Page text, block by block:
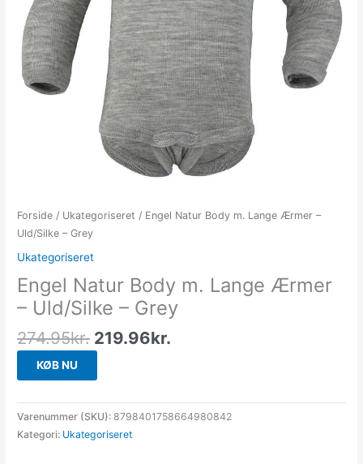
Forside / Ukategoriseret / Engel Natur Body m. Lange Ærmer –
Uld/Silke – Grey
Ukategoriseret
Engel Natur Body m. Lange Ærmer
– Uld/Silke – Grey
274.95kr. 219.96kr.
KØB NU
Varenummer (SKU):8798401758664980842
Kategori: Ukategoriseret